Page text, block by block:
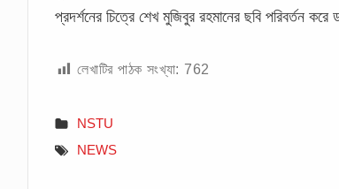
প্রদর্শনের চিত্রে শেখ মুজিবুর রহমানের ছবি পরিবর্তন
লেখাটির পাঠক সংখ্যা: 762
NSTU
NEWS